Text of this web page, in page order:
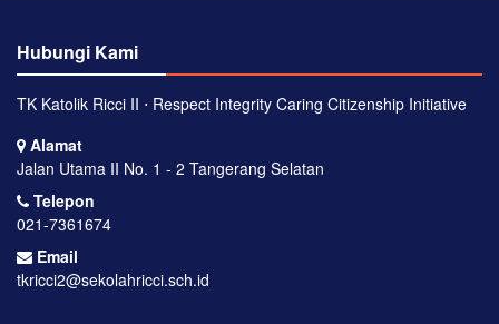
Hubungi Kami
TK Katolik Ricci II ⋅ Respect Integrity Caring Citizenship Initiative
Alamat
Jalan Utama II No. 1 - 2 Tangerang Selatan
Telepon
021-7361674
Email
tkricci2@sekolahricci.sch.id